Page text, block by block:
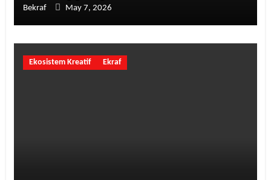
Bekraf May 7, 2026
Ekosistem Kreatif Ekraf